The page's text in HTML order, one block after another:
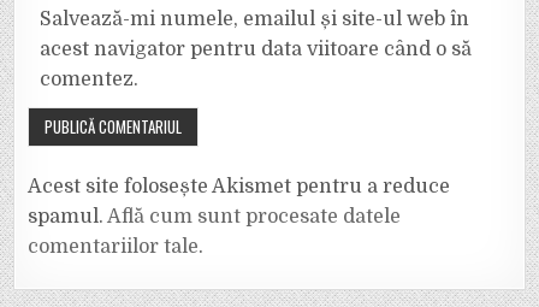
Salvează-mi numele, emailul și site-ul web în
acest navigator pentru data viitoare când o să
comentez.
Acest site folosește Akismet pentru a reduce
spamul.Află cum sunt procesate datele
comentariilor tale.